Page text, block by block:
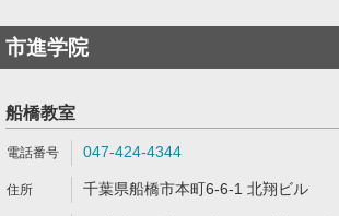
市進学院
船橋教室
047-424-4344
千葉県船橋市本町6-6-1 北翔ビル